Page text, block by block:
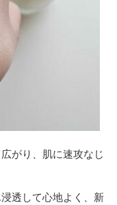
がり、肌に速攻なじ
透して心地よく、新